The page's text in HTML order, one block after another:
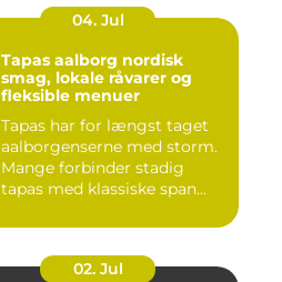
04. Jul
Tapas aalborg nordisk
smag, lokale råvarer og
fleksible menuer
Tapas har for længst taget
aalborgenserne med storm.
Mange forbinder stadig
tapas med klassiske span...
02. Jul